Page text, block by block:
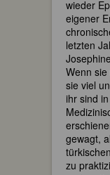
wieder
eigener
letzten
Wenn
sie viel
ihr sind
gewagt,
zu